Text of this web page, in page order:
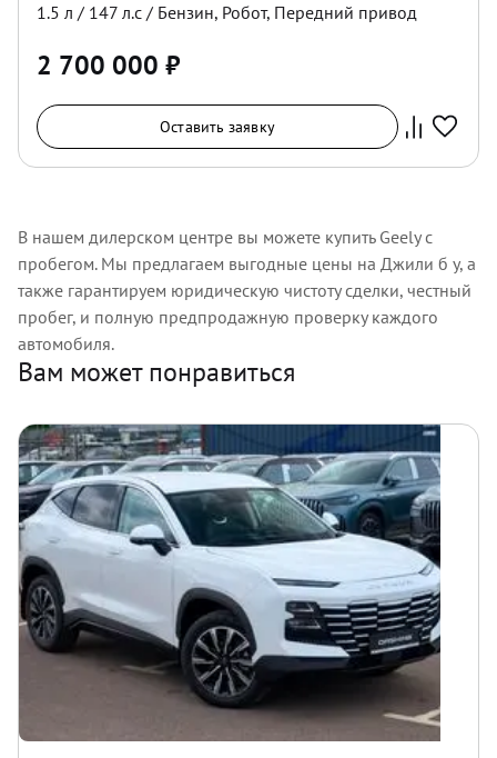
1.5 л / 147 л.с / Бензин, Робот, Передний привод
2 700 000 ₽
Оставить заявку
В нашем дилерском центре вы можете купить Geely с
пробегом. Мы предлагаем выгодные цены на Джили б у, а
также гарантируем юридическую чистоту сделки, честный
пробег, и полную предпродажную проверку каждого
автомобиля.
Вам может понравиться